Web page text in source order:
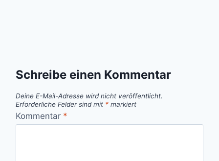
Schreibe einen Kommentar
Deine E-Mail-Adresse wird nicht veröffentlicht.
Erforderliche Felder sind mit * markiert
Kommentar *